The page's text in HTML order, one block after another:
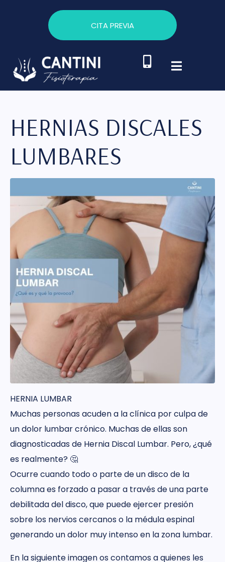
CITA PREVIA
HERNIAS DISCALES
LUMBARES
HERNIA LUMBAR
Muchas personas acuden a la clínica por culpa de
un dolor lumbar crónico. Muchas de ellas son
diagnosticadas de Hernia Discal Lumbar. Pero, ¿qué
es realmente? 🤔
Ocurre cuando todo o parte de un disco de la
columna es forzado a pasar a través de una parte
debilitada del disco, que puede ejercer presión
sobre los nervios cercanos o la médula espinal
generando un dolor muy intenso en la zona lumbar.
En la siguiente imagen os contamos a quienes les